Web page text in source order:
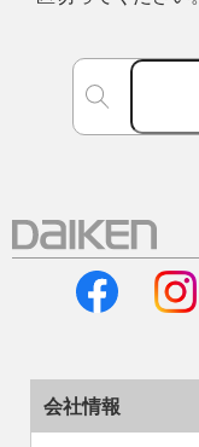
会社情報